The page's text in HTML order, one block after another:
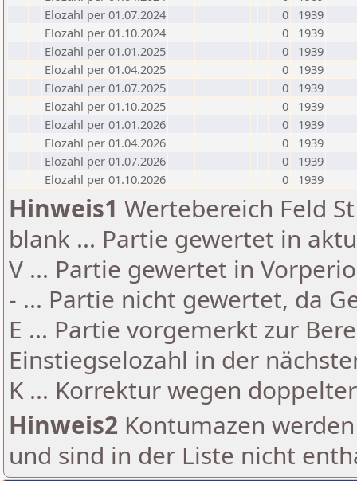
Elozahl per 01.07.2024
0
1939
Elozahl per 01.10.2024
0
1939
Elozahl per 01.01.2025
0
1939
Elozahl per 01.04.2025
0
1939
Elozahl per 01.07.2025
0
1939
Elozahl per 01.10.2025
0
1939
Elozahl per 01.01.2026
0
1939
Elozahl per 01.04.2026
0
1939
Elozahl per 01.07.2026
0
1939
Elozahl per 01.10.2026
0 1939
Hinweis1 Wertebereich Feld
blank ... Partie gewertet in
V ... Partie gewertet in
- ... Partie nicht gewertet, da
E ... Partie vorgemerkt zur
Einstiegselozahl in der
K ... Korrektur wegen
Hinweis2 Kontumazen
und sind in der Liste nicht